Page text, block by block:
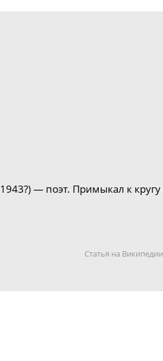
— поэт. Примыкал к кругу
Статья на Википедии